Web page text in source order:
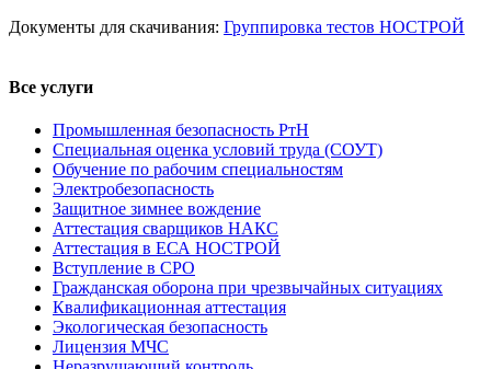
Документы для скачивания: Группировка тестов НОСТРОЙ
Все услуги
Промышленная безопасность РтН
Специальная оценка условий труда (СОУТ)
Обучение по рабочим специальностям
Электробезопасность
Защитное зимнее вождение
Аттестация сварщиков НАКС
Аттестация в ЕСА НОСТРОЙ
Вступление в СРО
Гражданская оборона при чрезвычайных ситуациях
Квалификационная аттестация
Экологическая безопасность
Лицензия МЧС